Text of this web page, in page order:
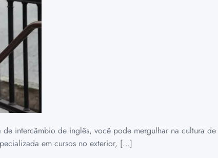
intercâmbio de inglês, você pode mergulhar na cultura de
em cursos no exterior, […]